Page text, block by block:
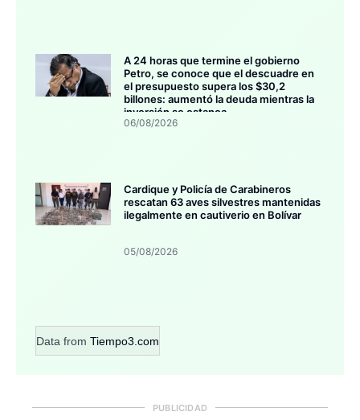
A 24 horas que termine el gobierno
Petro, se conoce que el descuadre en
el presupuesto supera los $30,2
billones: aumentó la deuda mientras la
inversión se estanca
06/08/2026
Cardique y Policía de Carabineros
rescatan 63 aves silvestres mantenidas
ilegalmente en cautiverio en Bolívar
05/08/2026
Data from Tiempo3.com
PUBLICIDAD